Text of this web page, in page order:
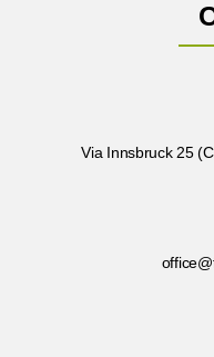
Via Innsbruck 25